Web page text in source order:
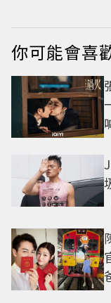
你可能會喜